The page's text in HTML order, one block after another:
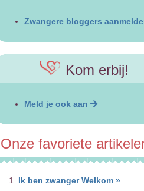
Zwangere bloggers
Kom erbij!
Meld je ook aan
Onze favoriete
Ik ben zwanger Welkom »